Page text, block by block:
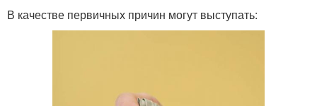
В качестве первичных причин могут выступать: